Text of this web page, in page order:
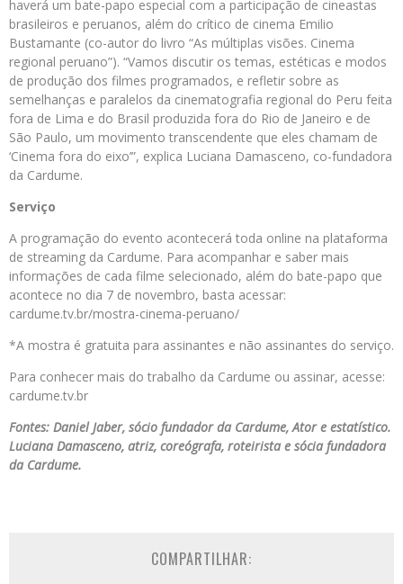
haverá um bate-papo especial com a participação de cineastas
brasileiros e peruanos, além do crítico de cinema Emilio
Bustamante (co-autor do livro “As múltiplas visões. Cinema
regional peruano”). “Vamos discutir os temas, estéticas e modos
de produção dos filmes programados, e refletir sobre as
semelhanças e paralelos da cinematografia regional do Peru feita
fora de Lima e do Brasil produzida fora do Rio de Janeiro e de
São Paulo, um movimento transcendente que eles chamam de
‘Cinema fora do eixo’”, explica Luciana Damasceno, co-fundadora
da Cardume.
Serviço
A programação do evento acontecerá toda online na plataforma
de streaming da Cardume. Para acompanhar e saber mais
informações de cada filme selecionado, além do bate-papo que
acontece no dia 7 de novembro, basta acessar:
cardume.tv.br/mostra-cinema-peruano/
*A mostra é gratuita para assinantes e não assinantes do serviço.
Para conhecer mais do trabalho da Cardume ou assinar, acesse:
cardume.tv.br
Fontes: Daniel Jaber, sócio fundador da Cardume, Ator e estatístico.
Luciana Damasceno, atriz, coreógrafa, roteirista e sócia fundadora
da Cardume.
COMPARTILHAR: